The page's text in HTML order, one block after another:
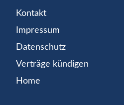
Kontakt
Impressum
Datenschutz
Verträge kündigen
Home